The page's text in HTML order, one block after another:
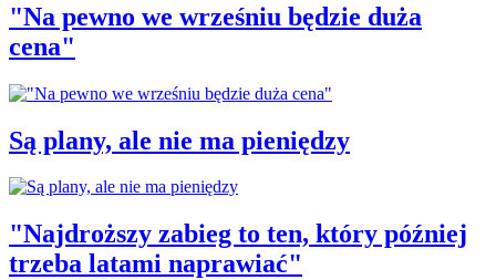
"Na pewno we wrześniu będzie duża
cena"
Są plany, ale nie ma pieniędzy
"Najdroższy zabieg to ten, który później
trzeba latami naprawiać"